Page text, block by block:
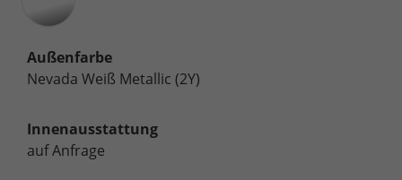
Außenfarbe
Nevada Weiß Metallic (2Y)
Innenausstattung
auf Anfrage